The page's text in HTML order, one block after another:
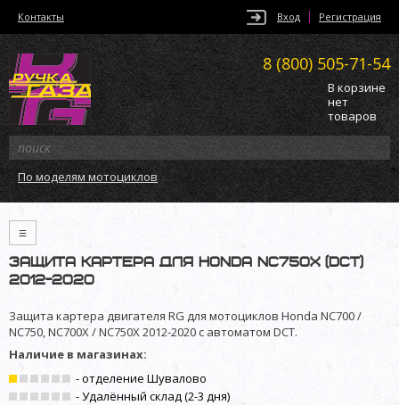
Вход Регистрация
Контакты
8 (800) 505-71-54
В корзине
нет
товаров
По моделям мотоциклов
≡
Защита картера для Honda NC750X (DCT)
2012-2020
Защита картера двигателя RG для мотоциклов Honda NC700 /
NC750, NC700X / NC750X 2012-2020 с автоматом DCT.
Наличие в магазинах:
- отделение Шувалово
- Удалённый склад (2-3 дня)